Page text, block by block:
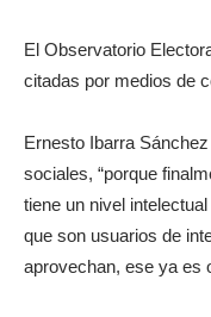
El Observatorio
citadas por medios de
Ernesto Ibarra
sociales, “porque
tiene un nivel
que son usuarios de
aprovechan, ese ya es